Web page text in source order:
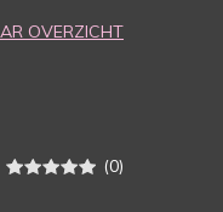
OVERZICHT
(0)